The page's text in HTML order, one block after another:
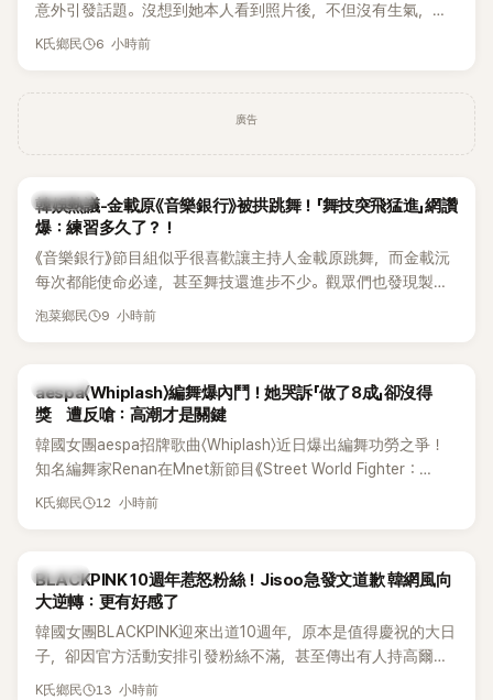
意外引發話題。沒想到她本人看到照片後，不但沒有生氣，反
而親自把照片放上IG限時動態開玩笑，甚至幽默喊話要「買記者
K氏鄉民 6 小時前
廣告
熱議討論
韓娛熱議-金載原《音樂銀行》被拱跳舞！「舞技突飛猛進」網讚
爆：練習多久了？！
《音樂銀行》節目組似乎很喜歡讓主持人金載原跳舞，而金載沅
每次都能使命必達，甚至舞技還進步不少。觀眾們也發現製作
單位對此樂此不疲。
泡菜鄉民 9 小時前
K-POP
aespa〈Whiplash〉編舞爆內鬥！她哭訴「做了8成」卻沒得
獎 遭反嗆：高潮才是關鍵
韓國女團aespa招牌歌曲〈Whiplash〉近日爆出編舞功勞之爭！
知名編舞家Renan在Mnet新節目《Street World Fighter：
Directors' War》預告中，公開談及自己在〈Whiplash〉編舞上的
K氏鄉民 12 小時前
K-POP
BLACKPINK 10週年惹怒粉絲！Jisoo急發文道歉 韓網風向
大逆轉：更有好感了
韓國女團BLACKPINK迎來出道10週年，原本是值得慶祝的大日
子，卻因官方活動安排引發粉絲不滿，甚至傳出有人持高爾夫
球桿到YG娛樂大樓鬧事。Jisoo今（8日）也親自發文向BLINK
K氏鄉民 13 小時前